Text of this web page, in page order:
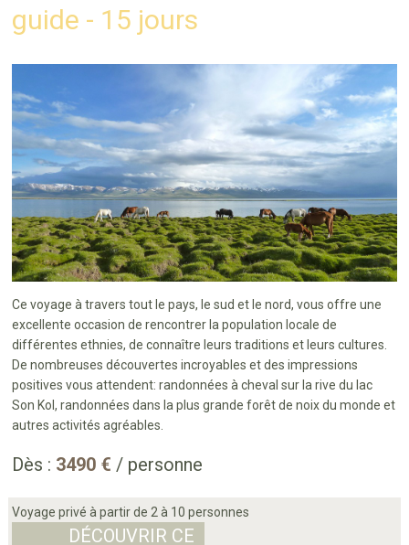
guide - 15 jours
Ce voyage à travers tout le pays, le sud et le nord, vous offre une
excellente occasion de rencontrer la population locale de
différentes ethnies, de connaître leurs traditions et leurs cultures.
De nombreuses découvertes incroyables et des impressions
positives vous attendent: randonnées à cheval sur la rive du lac
Son Kol, randonnées dans la plus grande forêt de noix du monde et
autres activités agréables.
Dès : 3490 € / personne
Voyage privé à partir de 2 à 10 personnes
DÉCOUVRIR CE